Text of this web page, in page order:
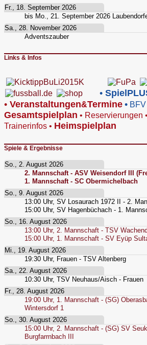
Fr., 18. September 2026
bis Mo., 21. September 2026
Sa., 28. November 2026
Adventszauber
Links & Infos
•
• Veranstaltungen&Termine •
Gesamtspielplan • Reservierungen •
Trainerinfos • Heimspielplan
Spiele & Ergebnisse
So., 2. August 2026
2. Mannschaft - ASV Weisendorf III
1. Mannschaft - SC Obermichelbach
So., 9. August 2026
13:00 Uhr, SV Losaurach 1972 II - 2.
15:00 Uhr, SV Hagenbüchach - 1.
So., 16. August 2026
13:00 Uhr, 2. Mannschaft - TSV
15:00 Uhr, 1. Mannschaft - SV Eyüp
Mi., 19. August 2026
19:30 Uhr, Frauen - TSV Altenberg
Sa., 22. August 2026
10:30 Uhr, TSV Neuhaus/Aisch - Frauen
Fr., 28. August 2026
19:00 Uhr, 1. Mannschaft - (SG)
Wintersdorf 1
So., 30. August 2026
15:00 Uhr, 2. Mannschaft - (SG) SV
Burgfarrnbach III